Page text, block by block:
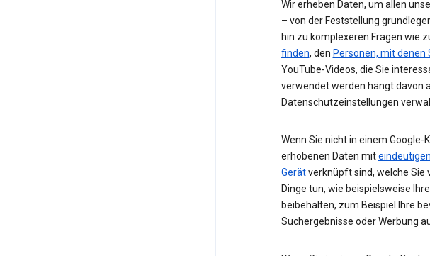
Wir erheben Daten, um allen
– von der Feststellung
hin zu komplexeren Fragen wie
finden, den Personen, mit
YouTube-Videos, die Sie
verwendet werden hängt davon
Datenschutzeinstellungen
Wenn Sie nicht in einem
erhobenen Daten mit
Gerätverknüpft sind, welche Sie
Dinge tun, wie beispielsweise
beibehalten, zum Beispiel Ihre
Suchergebnisse oder Werbung